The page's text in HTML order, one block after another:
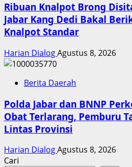
Ribuan Knalpot Brong
Jabar Kang Dedi Bakal
Knalpot Standar
Harian DialogAgustus 8, 2026
Berita Daerah
Polda Jabar dan BNNP
Obat Terlarang, Pemburu
Lintas Provinsi
Harian DialogAgustus 8, 2026
Cari